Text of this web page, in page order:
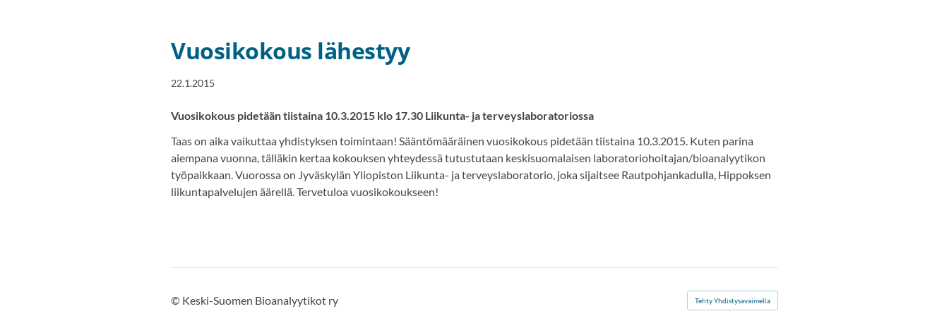
Vuosikokous lähestyy
22.1.2015
Vuosikokous pidetään tiistaina 10.3.2015 klo 17.30 Liikunta- ja terveyslaboratoriossa
Taas on aika vaikuttaa yhdistyksen toimintaan! Sääntömääräinen vuosikokous pidetään tiistaina 10.3.2015. Kuten parina
aiempana vuonna, tälläkin kertaa kokouksen yhteydessä tutustutaan keskisuomalaisen laboratoriohoitajan/bioanalyytikon
työpaikkaan. Vuorossa on Jyväskylän Yliopiston Liikunta- ja terveyslaboratorio, joka sijaitsee Rautpohjankadulla, Hippoksen
liikuntapalvelujen äärellä. Tervetuloa vuosikokoukseen!
© Keski-Suomen Bioanalyytikot ry Tehty Yhdistysavaimella